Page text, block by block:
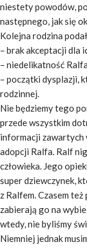
niestety powodów,
następnego, jak się
Kolejna rodzina
– brak akceptacji dla
– niedelikatność
– początki dysplazji,
rodzinnej.
Nie będziemy tego
przede wszystkim
informacji zawartych
adopcji Ralfa. Ralf
człowieka. Jego
super dziewczynek,
z Ralfem. Czasem
zabierają go na
wtedy, nie byliśmy
Niemniej jednak